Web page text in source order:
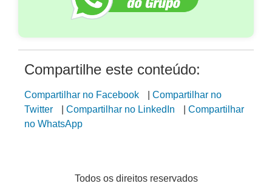
Compartilhe este conteúdo:
Compartilhar no Facebook
Compartilhar no
Twitter
Compartilhar no LinkedIn
Compartilhar
no WhatsApp
Todos os direitos reservados